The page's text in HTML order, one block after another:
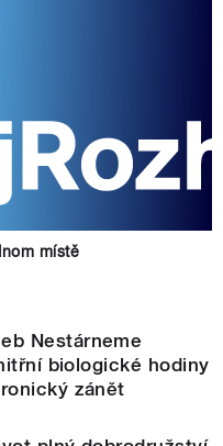
místě
Nestárneme
biologické hodiny
zánět